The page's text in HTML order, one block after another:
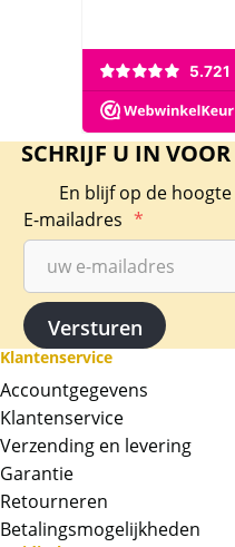
SCHRIJF U IN
En blijf op de
E-mailadres *
Klantenservice
Accountgegevens
Klantenservice
Verzending en levering
Garantie
Retourneren
Betalingsmogelijkheden